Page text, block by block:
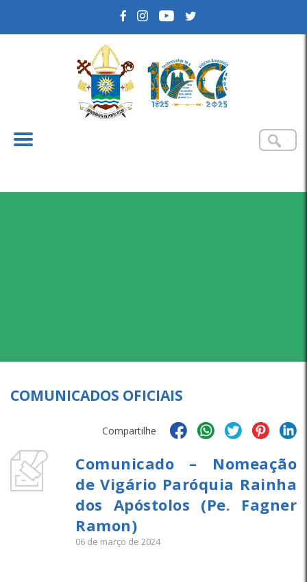
COMUNICADOS OFICIAIS
Compartilhe
Comunicado – Nomeação
de Vigário Paróquia Rainha
dos Apóstolos (Pe. Fagner
Ramon)
06 de março de 2024